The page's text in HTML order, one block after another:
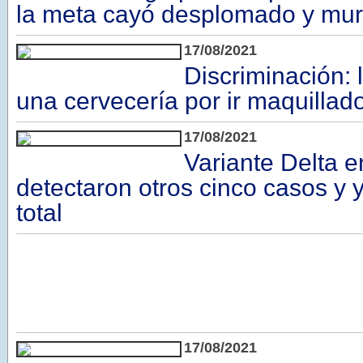
la meta cayó desplomado y
17/08/2021
Discriminación:
una cervecería por ir
17/08/2021
Variante Delta
detectaron otros cinco casos y
total
17/08/2021